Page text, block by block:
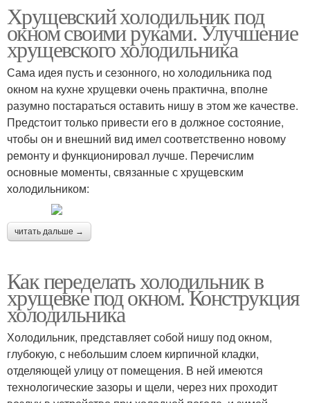
Хрущевский холодильник под
окном своими руками. Улучшение
хрущевского холодильника
Сама идея пусть и сезонного, но холодильника под
окном на кухне хрущевки очень практична, вполне
разумно постараться оставить нишу в этом же качестве.
Предстоит только привести его в должное состояние,
чтобы он и внешний вид имел соответственно новому
ремонту и функционировал лучше. Перечислим
основные моменты, связанные с хрущевским
холодильником:
читать дальше →
Как переделать холодильник в
хрущевке под окном. Конструкция
холодильника
Холодильник, представляет собой нишу под окном,
глубокую, с небольшим слоем кирпичной кладки,
отделяющей улицу от помещения. В ней имеются
технологические зазоры и щели, через них проходит